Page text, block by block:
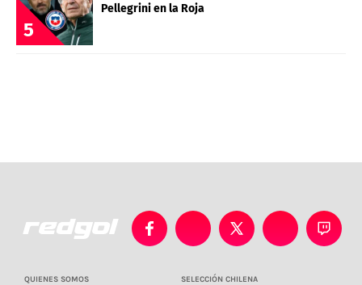
5
Pellegrini en la Roja
QUIENES SOMOS
SELECCIÓN CHILENA